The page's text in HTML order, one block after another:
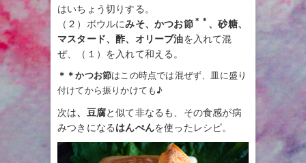
はいちょう切りする。
（２）ボウルにみそ、かつお節＊＊ 、砂糖、
マスタード、酢、オリーブ油を入れて混
ぜ、（１）を入れて和える。
＊＊かつお節はこの時点では混ぜず、皿に盛り
付けてから振りかけても♪
次は、豆腐と似て非なるも、その食感が病
みつきになるはんぺんを使ったレシピ。